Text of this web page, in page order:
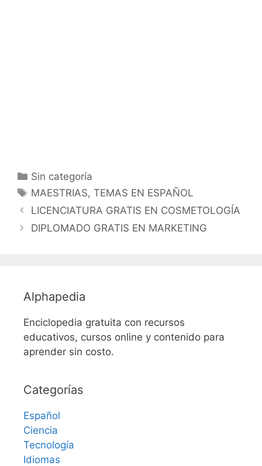
Categorías
Sin categoría
Etiquetas
MAESTRIAS,TEMAS EN ESPAÑOL
LICENCIATURA GRATIS EN COSMETOLOGÍA
DIPLOMADO GRATIS EN MARKETING
Alphapedia
Enciclopedia gratuita con recursos
educativos, cursos online y contenido para
aprender sin costo.
Categorías
Español
Ciencia
Tecnología
Idiomas